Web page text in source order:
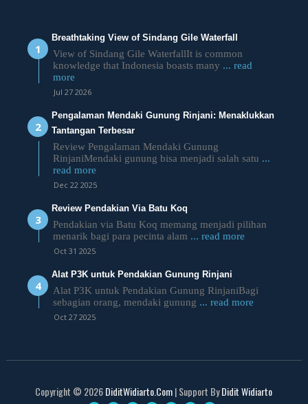
Breathtaking View of Sindang Gile Waterfall
View of Sindang Gile WaterfallIt is common
knowledge that Indonesia boasts many ... read
more
Jul 27 2026
Pengalaman Mendaki Gunung Rinjani: Menaklukkan
Tantangan Terbesar
Review Pengalaman Mendaki Gunung
RinjaniMendaki gunung bisa menjadi salah satu ...
read more
Dec 22 2025
Review Pendakian Via Batu Koq
Pendakian via Batu Koq memang menjadi pilihan
menarik bagi para pecinta alam ... read more
Oct 31 2025
Alat P3K untuk Pendakian Gunung Rinjani
Alat P3K untuk Pendakian Gunung RinjaniBagi
sebagian orang, mendaki gunung ... read more
Oct 27 2025
Copyright © 2026DiditWidiarto.Com| Support ByDidit Widiarto